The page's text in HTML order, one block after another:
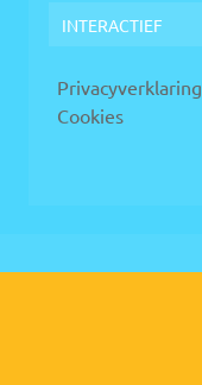
INTERACTIEF
Privacyverklaring
Cookies